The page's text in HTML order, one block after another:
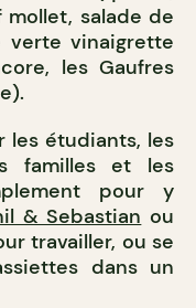
salade de
verte vinaigrette
les Gaufres
les étudiants, les
familles et les
pour y
& Sebastian ou
travailler, ou se
dans un